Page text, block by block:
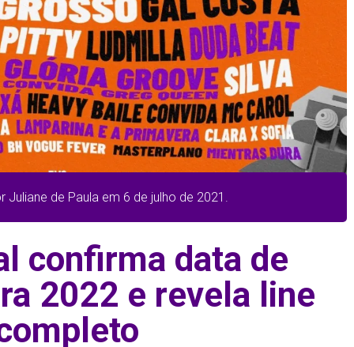
de Paula em 6 de julho de 2021.
confirma data de
2022 e revela line